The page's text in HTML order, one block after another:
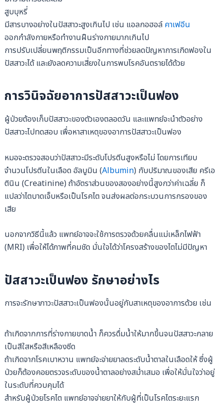
สูบบุหรี่
มีสารบางอย่างในปัสสาวะสูงเกินไป เช่น แอลกอฮอล์ คาเฟอีน
ออกกำลังกายหรือทำงานฝืนร่างกายมากเกินไป
การปรับเปลี่ยนพฤติกรรมเป็นอีกทางที่ช่วยลดปัญหาการเกิดฟองใน
ปัสสาวะได้ และยังลดความเสี่ยงในการพบโรคอันตรายได้ด้วย
การวินิจฉัยอาการปัสสาวะเป็นฟอง
ผู้ป่วยต้องเก็บปัสสาวะของตัวเองตลอดวัน และแพทย์จะนำตัวอย่าง
ปัสสาวะไปทดสอบ เพื่อหาสาเหตุของอาการปัสสาวะเป็นฟอง
หมอจะตรวจสอบว่าปัสสาวะมีระดับโปรตีนสูงหรือไม่ โดยการเทียบ
จำนวนโปรตีนในเลือด อัลบูมิน (Albumin) กับปริมาณของเสีย ครีเอ
ตินิน (Creatinine) ถ้าอัตราส่วนของสองอย่างนี้สูงกว่าค่าเฉลี่ย ก็
แปลว่าไตบาดเจ็บหรือเป็นโรคไต จนส่งผลต่อกระบวนการกรองของ
เสีย
นอกจากวิธีนี้แล้ว แพทย์อาจจะใช้การตรวจด้วยคลื่นแม่เหล็กไฟฟ้า
(MRI) เพื่อให้ได้ภาพที่คมชัด มั่นใจได้ว่าโครงสร้างของไตไม่มีปัญหา
ปัสสาวะเป็นฟอง รักษาอย่างไร
การจะรักษาภาวะปัสสาวะเป็นฟองนั้นอยู่กับสาเหตุของอาการด้วย เช่น
ถ้าเกิดจากการที่ร่างกายขาดน้ำ ก็ควรดื่มน้ำให้มากขึ้นจนปัสสาวะกลาย
เป็นสีใสหรือสีเหลืองซีด
ถ้าเกิดจากโรคเบาหวาน แพทย์จะจ่ายยาลดระดับน้ำตาลในเลือดให้ ซึ่งผู้
ป่วยก็ต้องคอยตรวจระดับของน้ำตาลอย่างสม่ำเสมอ เพื่อให้มั่นใจว่าอยู่
ในระดับที่ควบคุมได้
สำหรับผู้ป่วยโรคไต แพทย์อาจจ่ายยาให้กับผู้ที่เป็นโรคไตระยะแรก